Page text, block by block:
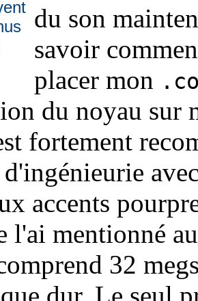
du son
savoir
placer mon
du noyau sur
fortement
accents
l'ai mentionné
32
dur. Le seul